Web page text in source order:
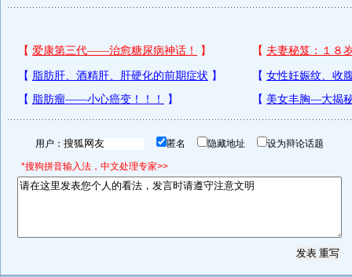
用户： 匿名 隐藏地址 设为辩论话题
*搜狗拼音输入法，中文处理专家>>